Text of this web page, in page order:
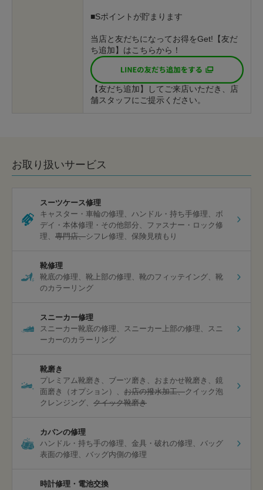
■Sポイントが貯まります
当店と友だちになってお得をGet!【友だ
ち追加】はこちらから！
【友だち追加】してご来店いただき、店
舗スタッフにご提示ください。
お取り扱いサービス
スーツケース修理
キャスター・車輪の修理
ハンドル・持ち手修理
ボ
デイ・本体修理・その他部分
ファスナー・ロック修
理
専門店 シフレ修理 保険見積もり
靴修理
靴底の修理
靴上部の修理 靴のフィッテイング
靴
のカラーリング
スニーカー修理
スニーカー靴底の修理
スニーカー上部の修理
スニ
ーカーのカラーリング
靴磨き
プレミアム靴磨き
ブーツ磨き おまかせ靴磨き
鏡
面磨き（オプション）
お店の撥水加工
クイック泡
クレンジング
クイック靴磨き
カバンの修理
ハンドル・持ち手の修理
金具・破れの修理
バッグ
表面の修理
バッグ内側の修理
時計修理・電池交換